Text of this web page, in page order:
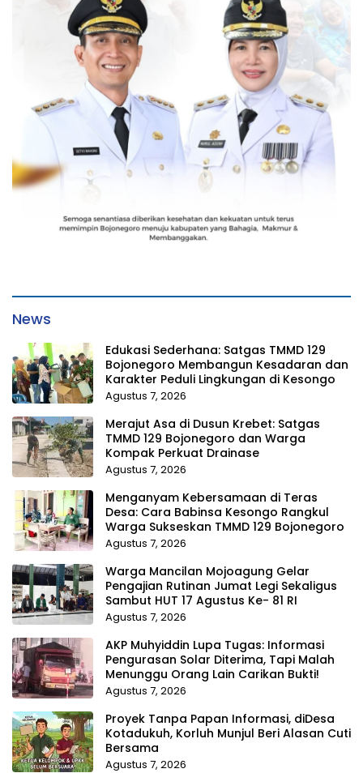
News
Edukasi Sederhana: Satgas TMMD 129
Bojonegoro Membangun Kesadaran dan
Karakter Peduli Lingkungan di Kesongo
Agustus 7, 2026
Merajut Asa di Dusun Krebet: Satgas
TMMD 129 Bojonegoro dan Warga
Kompak Perkuat Drainase
Agustus 7, 2026
Menganyam Kebersamaan di Teras
Desa: Cara Babinsa Kesongo Rangkul
Warga Sukseskan TMMD 129 Bojonegoro
Agustus 7, 2026
Warga Mancilan Mojoagung Gelar
Pengajian Rutinan Jumat Legi Sekaligus
Sambut HUT 17 Agustus Ke- 81 RI
Agustus 7, 2026
AKP Muhyiddin Lupa Tugas: Informasi
Pengurasan Solar Diterima, Tapi Malah
Menunggu Orang Lain Carikan Bukti!
Agustus 7, 2026
Proyek Tanpa Papan Informasi, diDesa
Kotadukuh, Korluh Munjul Beri Alasan Cuti
Bersama
Agustus 7, 2026